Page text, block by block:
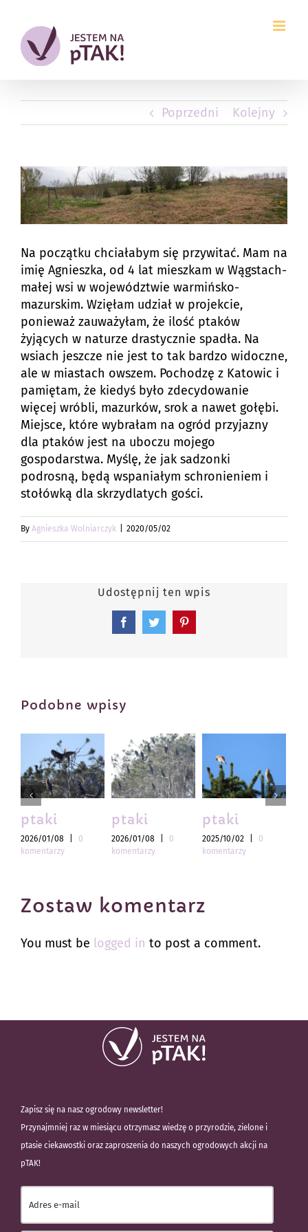
zawartości
Poprzedni Kolejny
Pokaż
większy
obrazek
Na początku chciałabym się przywitać. Mam na
imię Agnieszka, od 4 lat mieszkam w Wągstach-
małej wsi w województwie warmińsko-
mazurskim. Wzięłam udział w projekcie,
ponieważ zauważyłam, że ilość ptaków
żyjących w naturze drastycznie spadła. Na
wsiach jeszcze nie jest to tak bardzo widoczne,
ale w miastach owszem. Pochodzę z Katowic i
pamiętam, że kiedyś było zdecydowanie
więcej wróbli, mazurków, srok a nawet gołębi.
Miejsce, które wybrałam na ogród przyjazny
dla ptaków jest na uboczu mojego
gospodarstwa. Myślę, że jak sadzonki
podrosną, będą wspaniałym schronieniem i
stołówką dla skrzydlatych gości.
By Agnieszka Wolniarczyk 2020/05/02
Udostępnij ten wpis
FacebookTwitterPinterest
Podobne wpisy
ptaki
2026/01/08
0
komentarzy
ptaki
2026/01/08
0
komentarzy
ptaki
2025/10/02
0
komentarzy
Zostaw komentarz
You must be logged in to post a comment.
Zapisz się na nasz ogrodowy newsletter!
Przynajmniej raz w miesiącu otrzymasz wiedzę o przyrodzie, zielone i
ptasie ciekawostki oraz zaproszenia do naszych ogrodowych akcji na
pTAK!